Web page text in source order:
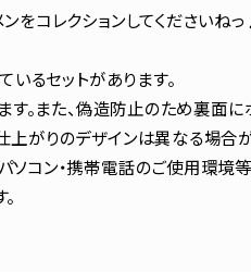
をコレクションしてくださいね
るセットがあります。
。また、偽造防止のため裏面
がりのデザインは異なる場合
コン・携帯電話のご使用環境